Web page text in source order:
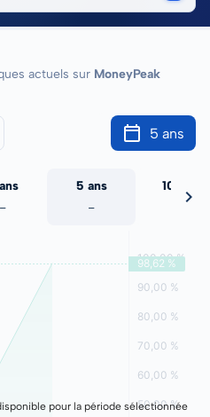
actuels sur MoneyPeak
5 ans
-
5 ans
-
10 ans
pour la période sélectionnée